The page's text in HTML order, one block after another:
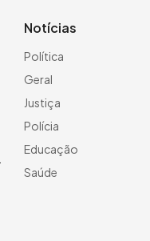
Notícias
Política
Geral
Justiça
Polícia
Educação
Saúde